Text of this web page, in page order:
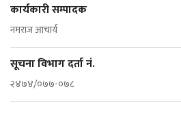
कार्यकारी सम्पादक
नमराज आचार्य
सूचना विभाग दर्ता नं.
२४७४/०७७-०७८